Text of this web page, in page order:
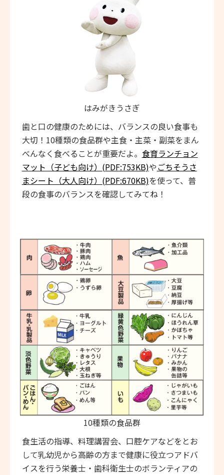
はみがきうさぎ
歯と口の健康のためには、バランスの良い食事も
大切！10種類の食品群や主食・主菜・副菜をまん
べんなく食べることが重要だよ。 食育ランチョン
マット（子ども向け）(PDF:753KB)やごちそうさ
まシート（大人向け）(PDF:670KB)を使って、普
段の食事のバランスを確認してみてね！
10種類の食品群
食生活の指導、料理講習会、口腔ケアなどをとお
して乳幼児から高齢の方まで健康に役立つアドバ
イスを行う栄養士・歯科衛生士のボランティアの